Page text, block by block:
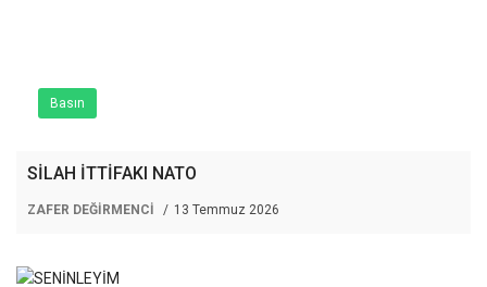
Basın
SİLAH İTTİFAKI NATO
ZAFER DEĞİRMENCİ 13 Temmuz 2026